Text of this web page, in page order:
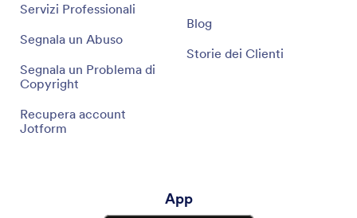
Servizi Professionali
Segnala un Abuso
Segnala un Problema di
Copyright
Recupera account
Jotform
Blog
Storie dei Clienti
App